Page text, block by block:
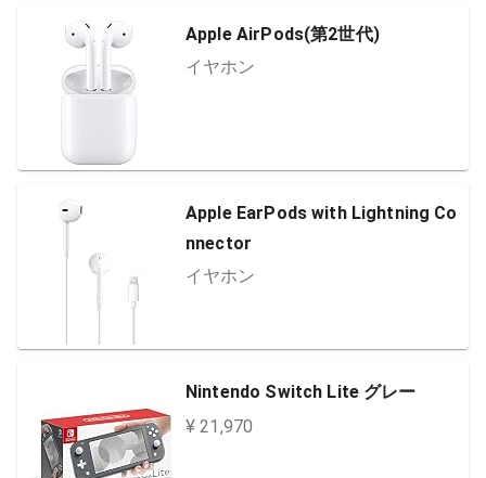
Apple AirPods(第2世代)
イヤホン
Apple EarPods with Lightning Co
nnector
イヤホン
Nintendo Switch Lite グレー
¥ 21,970